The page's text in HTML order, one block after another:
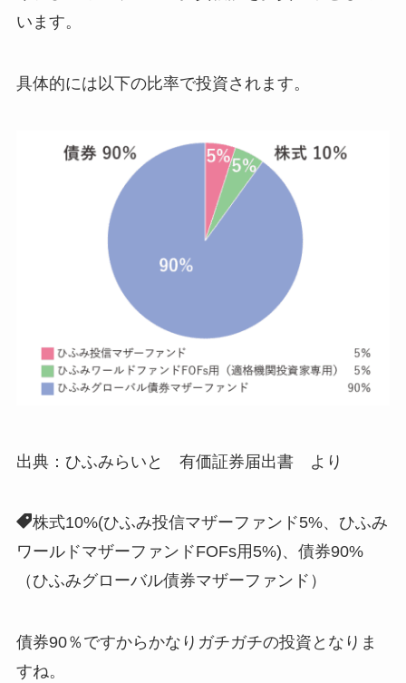
います。
具体的には以下の比率で投資されます。
出典：ひふみらいと 有価証券届出書 より
株式10%(ひふみ投信マザーファンド5%、ひふみ
ワールドマザーファンドFOFs用5%)、債券90%
（ひふみグローバル債券マザーファンド）
債券90％ですからかなりガチガチの投資となりま
すね。